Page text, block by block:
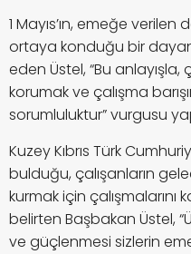
1 Mayıs’ın, emeğe
ortaya konduğu bir
eden Üstel, “Bu anlayışla,
korumak ve çalışma
sorumluluktur” vurgusu
Kuzey Kıbrıs Türk
bulduğu, çalışanların
kurmak için çalışmalarını
belirten Başbakan Üstel,
ve güçlenmesi sizlerin